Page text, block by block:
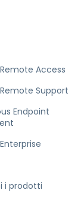
Access
Support
Endpoint
i prodotti